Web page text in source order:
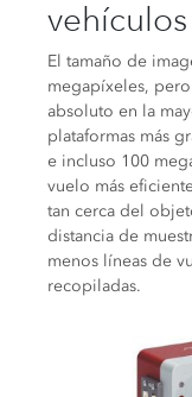
vehículos
El tamaño de
megapíxeles,
absoluto en la
plataformas más
e incluso 100
vuelo más
tan cerca del
distancia de
menos líneas de
recopiladas.